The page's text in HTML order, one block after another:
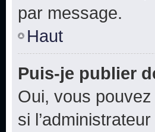
par message.
Haut
Puis-je publier
Oui, vous
si